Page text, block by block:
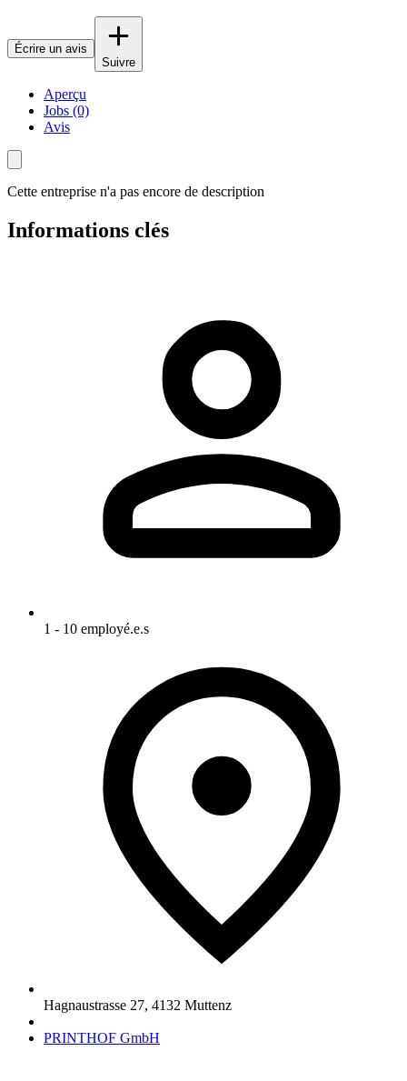
Écrire un avis
Suivre
Aperçu
Jobs (0)
Avis
Cette entreprise n'a pas encore de description
Informations clés
1 - 10 employé.e.s
Hagnaustrasse 27, 4132 Muttenz
PRINTHOF GmbH